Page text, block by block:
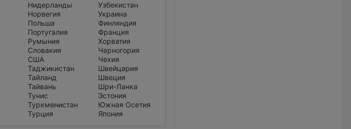
Нидерланды
Норвегия
Польша
Португалия
Румыния
Словакия
США
Таджикистан
Тайланд
Тайвань
Тунис
Туркменистан
Турция
Узбекистан
Украина
Финляндия
Франция
Хорватия
Черногория
Чехия
Швейцария
Швеция
Шри-Ланка
Эстония
Южная Осетия
Япония